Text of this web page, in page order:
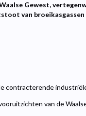
Gewest,
van
contracterende
van de